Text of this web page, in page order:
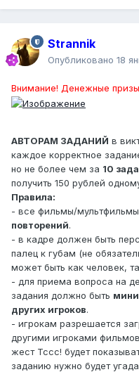
Strannik
Опубликовано 18
Внимание! Денежные
АВТОРАМ ЗАДАНИЙ в
каждое корректное
но не более чем за 10
получить 150 рублей
Правила:
- все фильмы/
повторений.
- в кадре должен быть
палец к губам (не
может быть как человек,
- для приема вопроса на
задания должно быть
других игроков.
- игрокам разрешается
другими игроками
жест Тссс! будет
заданию нужно будет